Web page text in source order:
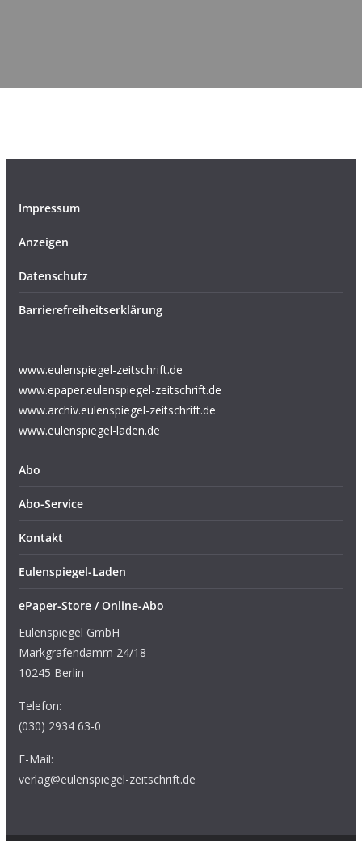
Impressum
Anzeigen
Datenschutz
Barrierefreiheitserklärung
www.eulenspiegel-zeitschrift.de
www.epaper.eulenspiegel-zeitschrift.de
www.archiv.eulenspiegel-zeitschrift.de
www.eulenspiegel-laden.de
Abo
Abo-Service
Kontakt
Eulenspiegel-Laden
ePaper-Store / Online-Abo
Eulenspiegel GmbH
Markgrafendamm 24/18
10245 Berlin
Telefon:
(030) 2934 63-0
E-Mail:
verlag@eulenspiegel-zeitschrift.de